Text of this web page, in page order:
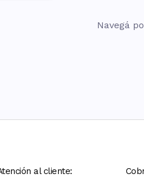
Navegá
al cliente: